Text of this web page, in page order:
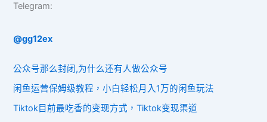
Telegram:
@gg12ex
公众号那么封闭,为什么还有人做公众号
闲鱼运营保姆级教程，小白轻松月入1万的闲鱼玩法
Tiktok目前最吃香的变现方式，Tiktok变现渠道